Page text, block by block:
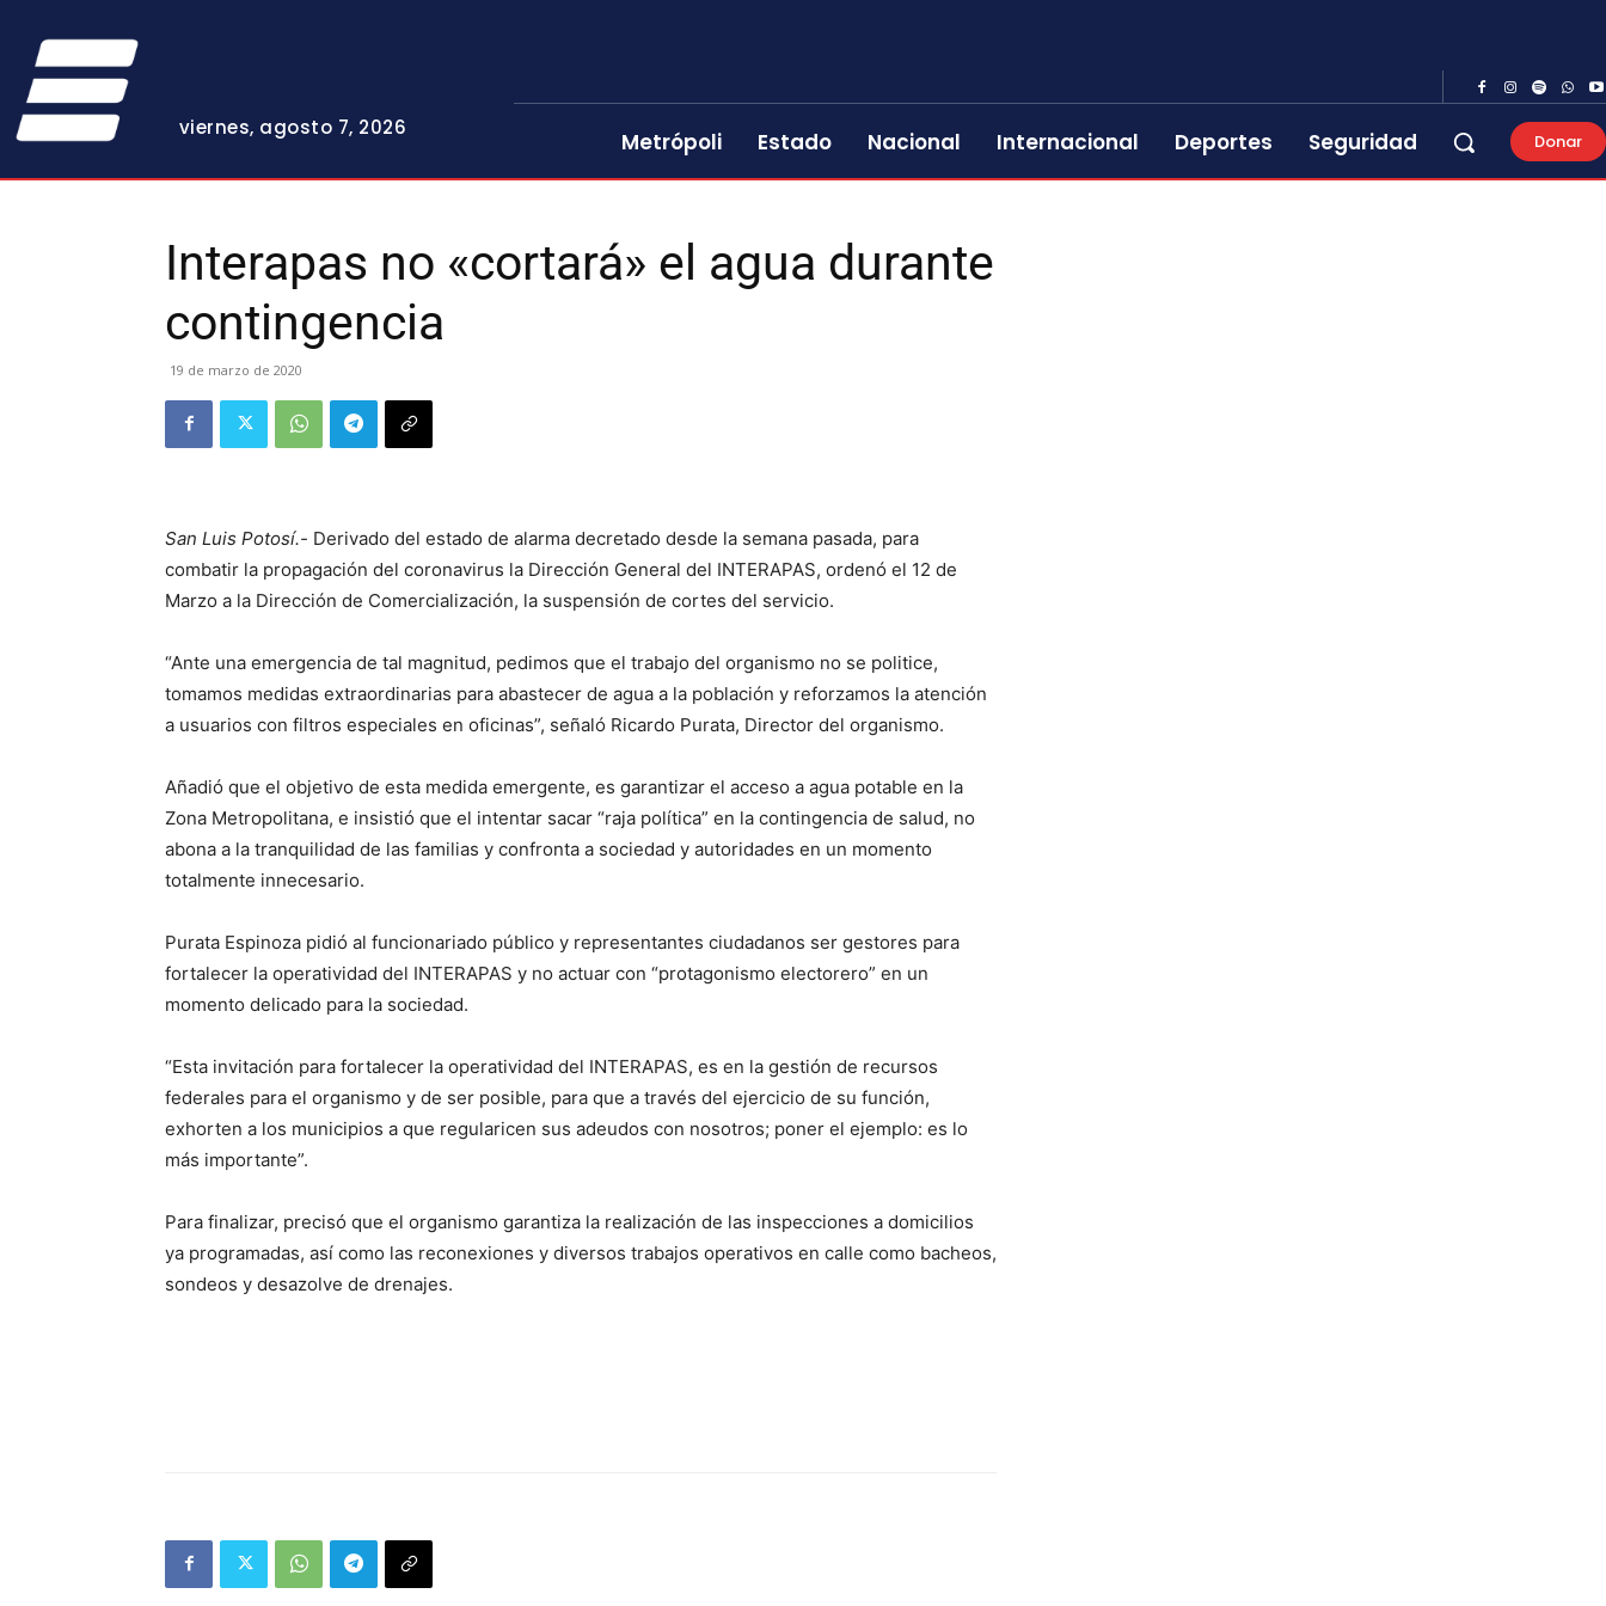
viernes, agosto 7, 2026
Metrópoli Estado Nacional Internacional Deportes Seguridad Donar
Interapas no «cortará» el agua durante
contingencia
19 de marzo de 2020
San Luis Potosí.- Derivado del estado de alarma decretado desde la semana pasada, para
combatir la propagación del coronavirus la Dirección General del INTERAPAS, ordenó el 12 de
Marzo a la Dirección de Comercialización, la suspensión de cortes del servicio.
“Ante una emergencia de tal magnitud, pedimos que el trabajo del organismo no se politice,
tomamos medidas extraordinarias para abastecer de agua a la población y reforzamos la atención
a usuarios con filtros especiales en oficinas”, señaló Ricardo Purata, Director del organismo.
Añadió que el objetivo de esta medida emergente, es garantizar el acceso a agua potable en la
Zona Metropolitana, e insistió que el intentar sacar “raja política” en la contingencia de salud, no
abona a la tranquilidad de las familias y confronta a sociedad y autoridades en un momento
totalmente innecesario.
Purata Espinoza pidió al funcionariado público y representantes ciudadanos ser gestores para
fortalecer la operatividad del INTERAPAS y no actuar con “protagonismo electorero” en un
momento delicado para la sociedad.
“Esta invitación para fortalecer la operatividad del INTERAPAS, es en la gestión de recursos
federales para el organismo y de ser posible, para que a través del ejercicio de su función,
exhorten a los municipios a que regularicen sus adeudos con nosotros; poner el ejemplo: es lo
más importante”.
Para finalizar, precisó que el organismo garantiza la realización de las inspecciones a domicilios
ya programadas, así como las reconexiones y diversos trabajos operativos en calle como bacheos,
sondeos y desazolve de drenajes.